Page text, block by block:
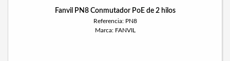
Fanvil PN8 Conmutador PoE de 2 hilos
Referencia: PN8
Marca: FANVIL